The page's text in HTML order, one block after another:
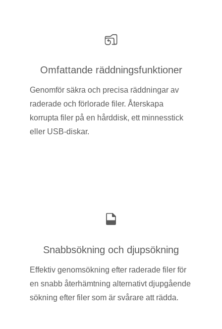
Omfattande räddningsfunktioner
Genomför säkra och precisa räddningar av
raderade och förlorade filer. Återskapa
korrupta filer på en hårddisk, ett minnesstick
eller USB-diskar.
Snabbsökning och djupsökning
Effektiv genomsökning efter raderade filer för
en snabb återhämtning alternativt djupgående
sökning efter filer som är svårare att rädda.